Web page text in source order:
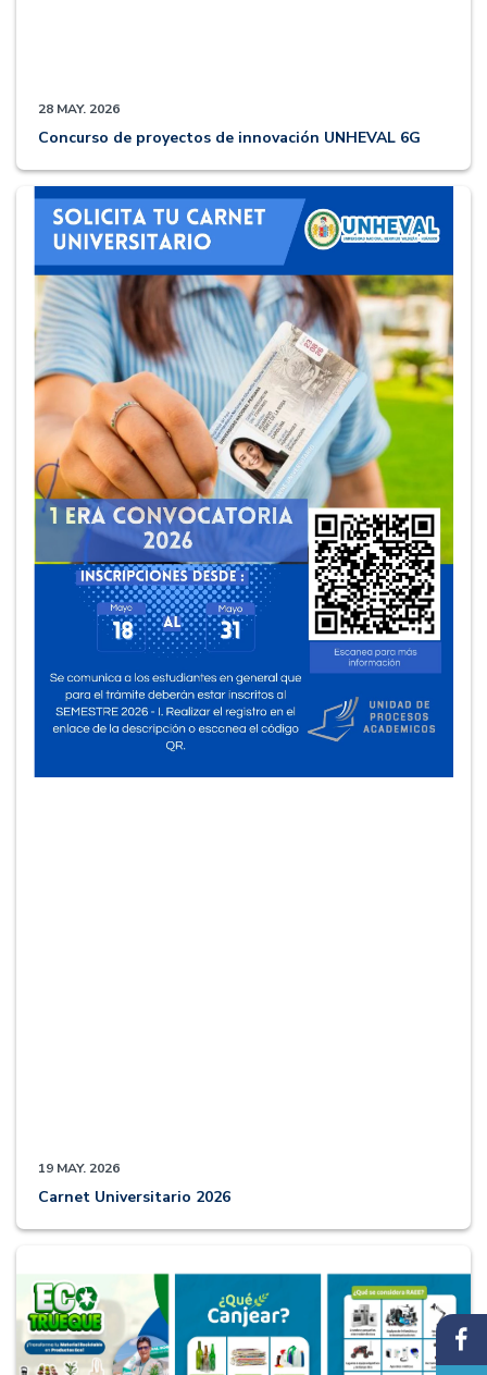
28 MAY. 2026
Concurso de proyectos de innovación UNHEVAL 6G
19 MAY. 2026
Carnet Universitario 2026